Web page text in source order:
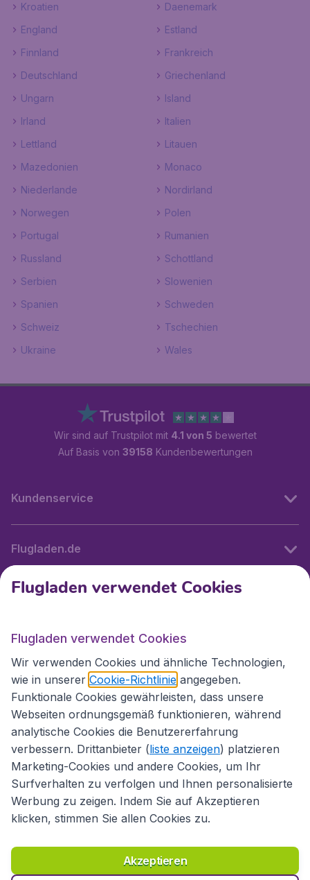
Kroatien
Daenemark
England
Estland
Finnland
Frankreich
Deutschland
Griechenland
Ungarn
Island
Irland
Italien
Lettland
Litauen
Mazedonien
Monaco
Niederlande
Nordirland
Norwegen
Polen
Portugal
Rumanien
Russland
Schottland
Serbien
Slowenien
Spanien
Schweden
Schweiz
Tschechien
Ukraine
Wales
Wir sind auf Trustpilot mit 4.1 von 5 bewertet
Auf Basis von 39158 Kundenbewertungen
Kundenservice
Flugladen.de
Internationale Webseiten
Folgen Sie uns:
Richtlinien und Bedingungen
Haftungsausschluss
Datenschutzerklärung
Cookies Copyright © 2026
Flugladen verwendet Cookies
Flugladen verwendet Cookies
Wir verwenden Cookies und ähnliche Technologien,
wie in unserer Cookie-Richtlinie angegeben.
Funktionale Cookies gewährleisten, dass unsere
Webseiten ordnungsgemäß funktionieren, während
analytische Cookies die Benutzererfahrung
verbessern. Drittanbieter (liste anzeigen) platzieren
Marketing-Cookies und andere Cookies, um Ihr
Surfverhalten zu verfolgen und Ihnen personalisierte
Werbung zu zeigen. Indem Sie auf Akzeptieren
klicken, stimmen Sie allen Cookies zu.
Akzeptieren